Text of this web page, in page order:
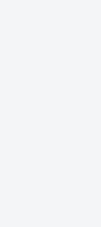
зону хранения